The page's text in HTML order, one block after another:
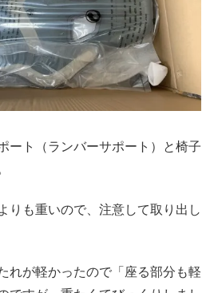
ート（ランバーサポート）と椅子
りも重いので、注意して取り出し
れが軽かったので「座る部分も軽